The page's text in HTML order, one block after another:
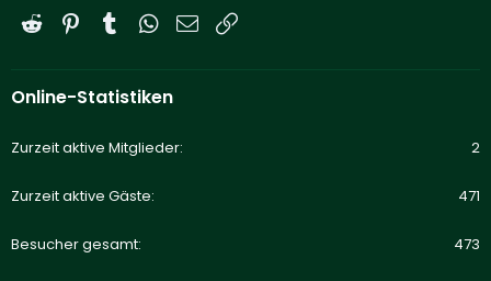
Reddit PinterestTumblrWhatsApp
E-Mail
Online-Statistiken
Zurzeit aktive Mitglieder 2
Zurzeit aktive Gäste 471
Besucher gesamt 473